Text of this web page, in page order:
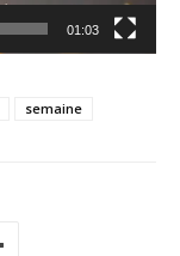
01:03
semaine